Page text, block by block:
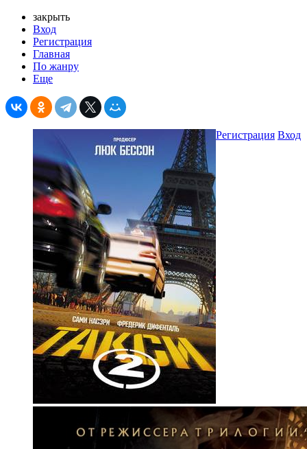
закрыть
Вход
Регистрация
Главная
По жанру
Еще
Регистрация Вход